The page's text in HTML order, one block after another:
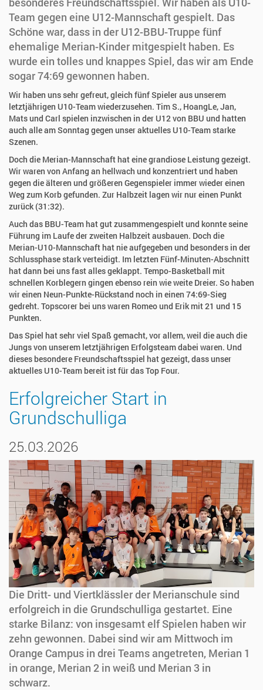
Team gegen eine U12-Mannschaft gespielt. Das
Schöne war, dass in der U12-BBU-Truppe fünf
ehemalige Merian-Kinder mitgespielt haben. Es
wurde ein tolles und knappes Spiel, das wir am Ende
sogar 74:69 gewonnen haben.
Wir haben uns sehr gefreut, gleich fünf Spieler aus unserem
letztjährigen U10-Team wiederzusehen. Tim S., HoangLe, Jan,
Mats und Carl spielen inzwischen in der U12 von BBU und hatten
auch alle am Sonntag gegen unser aktuelles U10-Team starke
Szenen.
Doch die Merian-Mannschaft hat eine grandiose Leistung gezeigt.
Wir waren von Anfang an hellwach und konzentriert und haben
gegen die älteren und größeren Gegenspieler immer wieder einen
Weg zum Korb gefunden. Zur Halbzeit lagen wir nur einen Punkt
zurück (31:32).
Auch das BBU-Team hat gut zusammengespielt und konnte seine
Führung im Laufe der zweiten Halbzeit ausbauen. Doch die
Merian-U10-Mannschaft hat nie aufgegeben und besonders in der
Schlussphase stark verteidigt. Im letzten Fünf-Minuten-Abschnitt
hat dann bei uns fast alles geklappt. Tempo-Basketball mit
schnellen Korblegern gingen ebenso rein wie weite Dreier. So haben
wir einen Neun-Punkte-Rückstand noch in einen 74:69-Sieg
gedreht. Topscorer bei uns waren Romeo und Erik mit 21 und 15
Punkten.
Das Spiel hat sehr viel Spaß gemacht, vor allem, weil die auch die
Jungs von unserem letztjährigen Erfolgsteam dabei waren. Und
dieses besondere Freundschaftsspiel hat gezeigt, dass unser
aktuelles U10-Team bereit ist für das Top Four.
Erfolgreicher Start in
Grundschulliga
25.03.2026
Die Dritt- und Viertklässler der Merianschule sind
erfolgreich in die Grundschulliga gestartet. Eine
starke Bilanz: von insgesamt elf Spielen haben wir
zehn gewonnen. Dabei sind wir am Mittwoch im
Orange Campus in drei Teams angetreten, Merian 1
in orange, Merian 2 in weiß und Merian 3 in
schwarz.